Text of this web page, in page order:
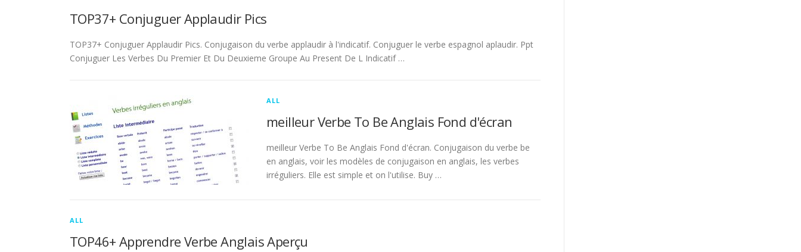
TOP37+ Conjuguer Applaudir Pics
TOP37+ Conjuguer Applaudir Pics. Conjugaison du verbe applaudir à l'indicatif. Conjuguer le verbe espagnol aplaudir. Ppt
Conjuguer Les Verbes Du Premier Et Du Deuxieme Groupe Au Present De L Indicatif …
ALL
meilleur Verbe To Be Anglais Fond d'écran
meilleur Verbe To Be Anglais Fond d'écran. Conjugaison du verbe be
en anglais, voir les modèles de conjugaison en anglais, les verbes
irréguliers. Elle est simple et on l'utilise. Buy …
ALL
TOP46+ Apprendre Verbe Anglais Aperçu